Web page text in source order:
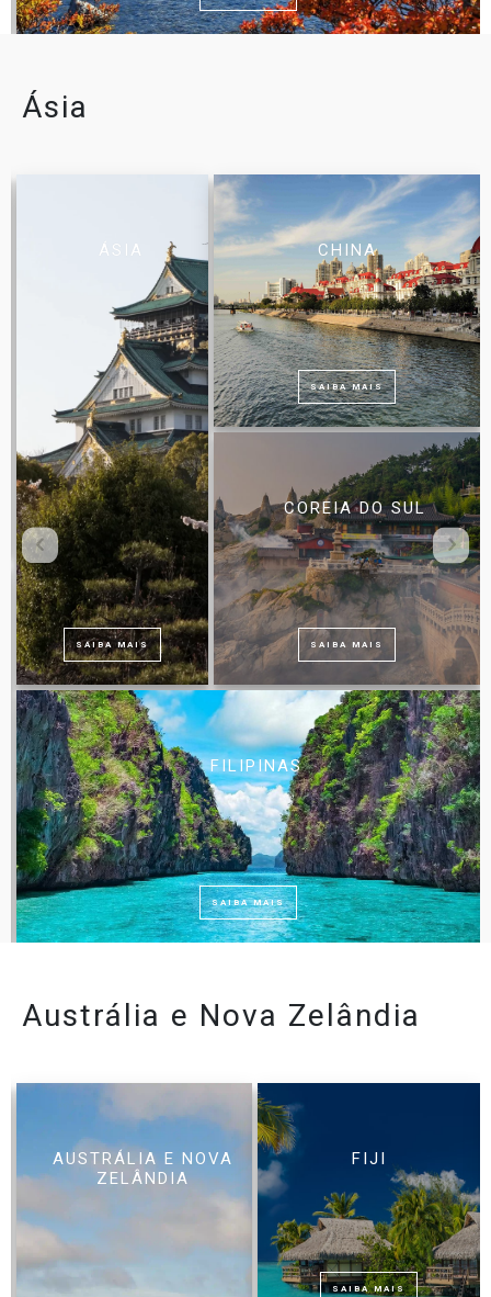
Ásia
ÁSIA
SAIBA MAIS
CHINA
SAIBA MAIS
COREIA DO SUL
SAIBA MAIS
FILIPINAS
SAIBA MAIS
Austrália e Nova Zelândia
AUSTRÁLIA E NOVA
ZELÂNDIA
FIJI
SAIBA MAIS